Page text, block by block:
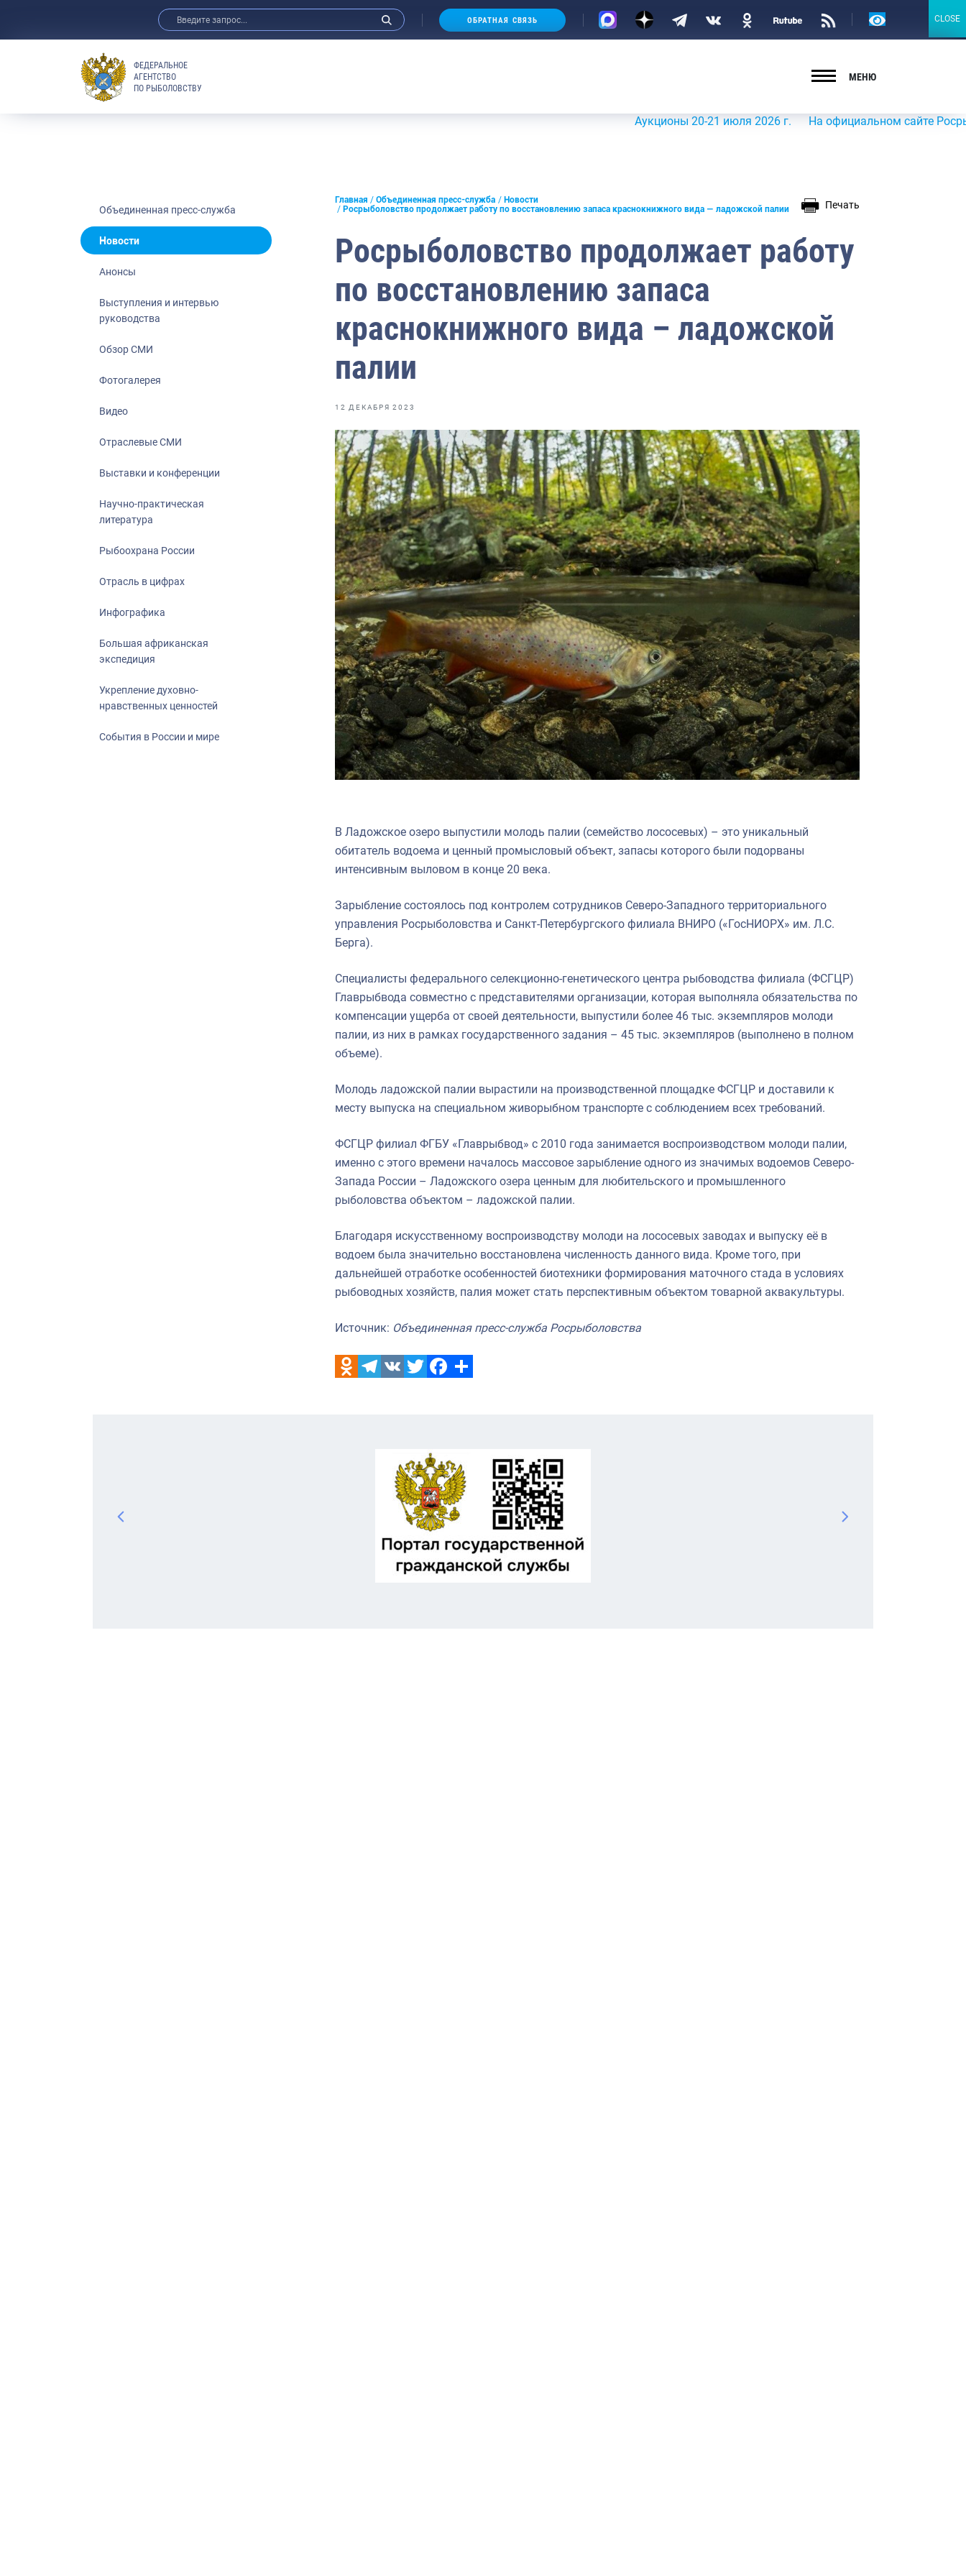
Анонсы
Отраслевые СМИ
Выставки и конференции
Рыбоохрана России
Отрасль в цифрах
Большая африканская экспедиция
События в России и мире
ОБРАТНАЯ СВЯЗЬ
Версия
ФЕДЕРАЛЬНОЕ
АГЕНТСТВО
ПО РЫБОЛОВСТВУ
МЕНЮ
Аукционы 20-21 июля 2026 г. На официальном сайте
Объединенная пресс-служба
Новости
Анонсы
Выступления и интервью
руководства
Обзор СМИ
Фотогалерея
Видео
Отраслевые СМИ
Выставки и конференции
Научно-практическая
литература
Рыбоохрана России
Отрасль в цифрах
Инфографика
Большая африканская
экспедиция
Укрепление духовно-
нравственных ценностей
События в России и мире
Главная Объединенная пресс-служба
Новости
Росрыболовство продолжает работу по восстановлению запаса краснокнижного вида — ладожской палии
Печать
Росрыболовство продолжает работу
по восстановлению запаса
краснокнижного вида – ладожской
палии
12 ДЕКАБРЯ 2023
В Ладожское озеро выпустили молодь палии (семейство лососевых) – это уникальный
обитатель водоема и ценный промысловый объект, запасы которого были подорваны
интенсивным выловом в конце 20 века.
Зарыбление состоялось под контролем сотрудников Северо-Западного территориального
управления Росрыболовства и Санкт-Петербургского филиала ВНИРО («ГосНИОРХ» им. Л.С.
Берга).
Специалисты федерального селекционно-генетического центра рыбоводства филиала (ФСГЦР)
Главрыбвода совместно с представителями организации, которая выполняла обязательства по
компенсации ущерба от своей деятельности, выпустили более 46 тыс. экземпляров молоди
палии, из них в рамках государственного задания – 45 тыс. экземпляров (выполнено в полном
объеме).
Молодь ладожской палии вырастили на производственной площадке ФСГЦР и доставили к
месту выпуска на специальном живорыбном транспорте с соблюдением всех требований.
ФСГЦР филиал ФГБУ «Главрыбвод» с 2010 года занимается воспроизводством молоди палии,
именно с этого времени началось массовое зарыбление одного из значимых водоемов Северо-
Запада России – Ладожского озера ценным для любительского и промышленного
рыболовства объектом – ладожской палии.
Благодаря искусственному воспроизводству молоди на лососевых заводах и выпуску её в
водоем была значительно восстановлена численность данного вида. Кроме того, при
дальнейшей отработке особенностей биотехники формирования маточного стада в условиях
рыбоводных хозяйств, палия может стать перспективным объектом товарной аквакультуры.
Источник: Объединенная пресс-служба Росрыболовства
CLOSE
CLOSE